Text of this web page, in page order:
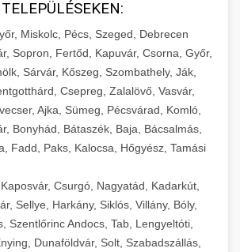
TELEPÜLÉSEKEN:
Miskolc, Pécs, Szeged, Debrecen
Sopron, Fertőd, Kapuvár, Csorna, Győr,
Sárvár, Kőszeg, Szombathely, Ják,
Csepreg, Zalalövő, Vasvár,
Ajka, Sümeg, Pécsvárad, Komló,
Bonyhád, Bátaszék, Baja, Bácsalmás,
Fadd, Paks, Kalocsa, Hőgyész, Tamási
Csurgó, Nagyatád, Kadarkút,
Sellye, Harkány, Siklós, Villány, Bóly,
Szentlőrinc Andocs, Tab, Lengyeltóti,
Dunaföldvár, Solt, Szabadszállás,